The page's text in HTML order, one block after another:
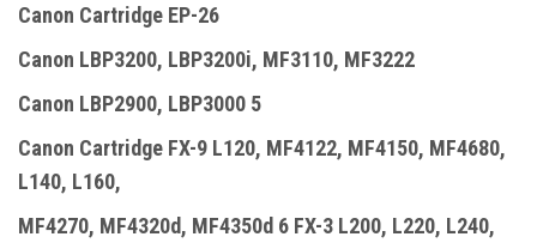
Canon Cartridge EP-26
Canon LBP3200, LBP3200i, MF3110, MF3222
Canon LBP2900, LBP3000 5
Canon Cartridge FX-9 L120, MF4122, MF4150, MF4680,
L140, L160,
MF4270, MF4320d, MF4350d 6 FX-3 L200, L220, L240,